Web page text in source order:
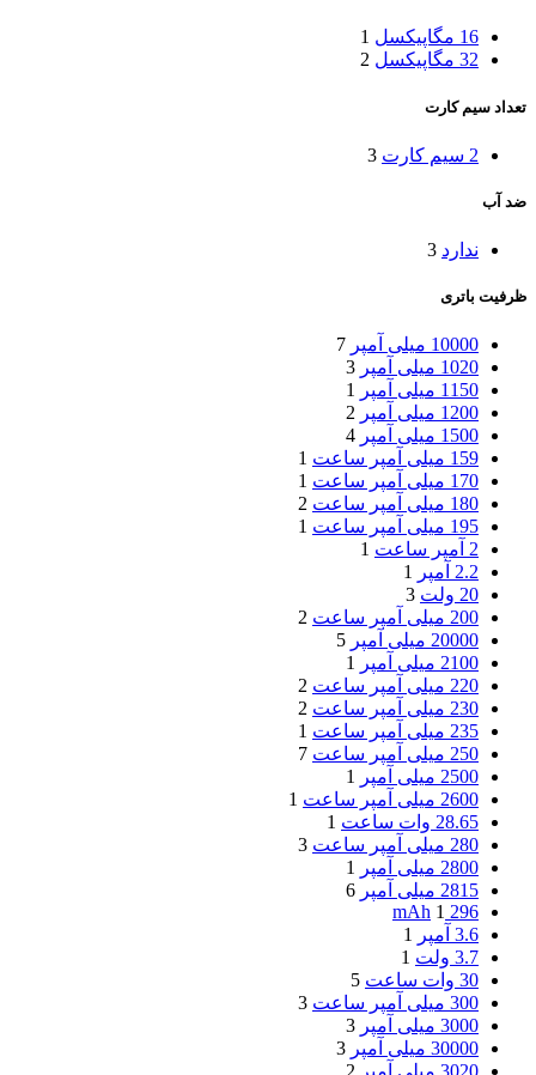
16 مگاپیکسل
1
32 مگاپیکسل
2
تعداد سیم کارت
2 سیم کارت 3
ضد آب
ندارد 3
ظرفیت باتری
10000 میلی آمپر
7
1020 میلی آمپر
3
1150 میلی آمپر
1
1200 میلی آمپر
2
1500 میلی آمپر
4
159 میلی آمپر ساعت
1
170 میلی آمپر ساعت
1
180 میلی آمپر ساعت
2
195 میلی آمپر ساعت
1
2 آمپر ساعت
1
2.2 آمپر
1
20 ولت
3
200 میلی آمپر ساعت
2
20000 میلی آمپر
5
2100 میلی آمپر
1
220 میلی آمپر ساعت
2
230 میلی آمپر ساعت
2
235 میلی آمپر ساعت
1
250 میلی آمپر ساعت
7
2500 میلی آمپر
1
2600 میلی آمپر ساعت
1
28.65 وات ساعت
1
280 میلی آمپر ساعت
3
2800 میلی آمپر
1
2815 میلی آمپر
6
296 mAh
1
3.6 آمپر
1
3.7 ولت
1
30 وات‌ ساعت
5
300 میلی آمپر ساعت
3
3000 میلی آمپر
3
30000 میلی آمپر
3